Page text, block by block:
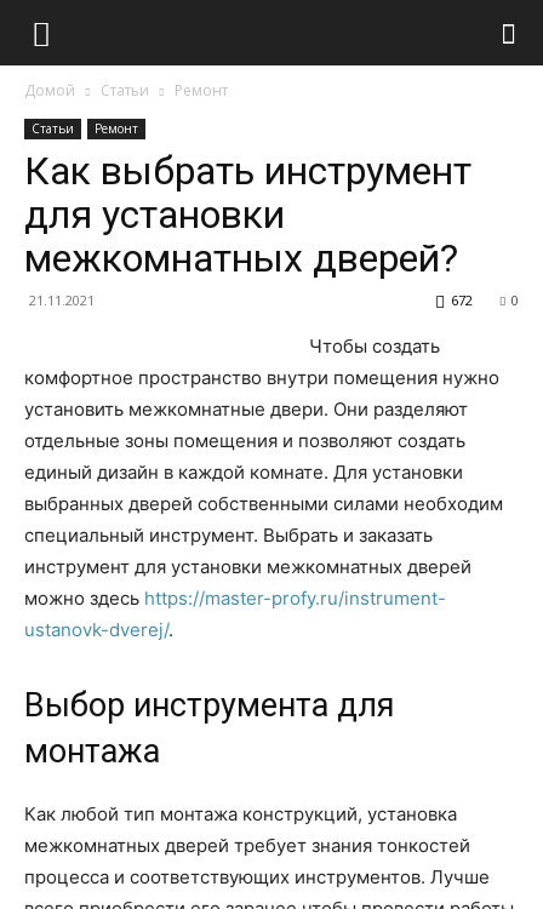
Домой Статьи Ремонт
Статьи Ремонт
Как выбрать инструмент
для установки
межкомнатных дверей?
21.11.2021 0
672
Чтобы создать
комфортное пространство внутри помещения нужно
установить межкомнатные двери. Они разделяют
отдельные зоны помещения и позволяют создать
единый дизайн в каждой комнате. Для установки
выбранных дверей собственными силами необходим
специальный инструмент. Выбрать и заказать
инструмент для установки межкомнатных дверей
можно здесь https://master-profy.ru/instrument-
ustanovk-dverej/.
Выбор инструмента для
монтажа
Как любой тип монтажа конструкций, установка
межкомнатных дверей требует знания тонкостей
процесса и соответствующих инструментов. Лучше